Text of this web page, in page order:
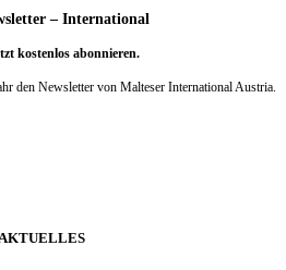
– International
kostenlos abonnieren.
den Newsletter von Malteser International Austria.
AKTUELLES